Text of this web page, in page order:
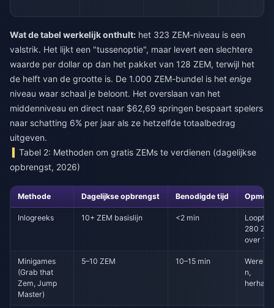
Wat de tabel werkelijk onthult: het 323 ZEM-niveau is een
valstrik. Het lijkt een "tussenoptie", maar levert een slechtere
waarde per dollar op dan het pakket van 128 ZEM, terwijl het
de helft van de grootte is. De 1.000 ZEM-bundel is het enige
niveau waar schaal je beloont. Het overslaan van het
middenniveau en direct naar $62,69 springen bespaart spelers
naar schatting 6% per jaar als ze hetzelfde totaalbedrag
uitgeven.
Tabel 2: Methoden om gratis ZEMs te verdienen (dagelijkse
opbrengst, 2026)
Methode Dagelijkse opbrengst Benodigde tijd
Inlogreeks 10+ ZEM basislijn <2 min
Loopt
280
over 14
Minigames
(Grab that
Zem, Jump
Master)
5–10 ZEM 10–15 min
n,